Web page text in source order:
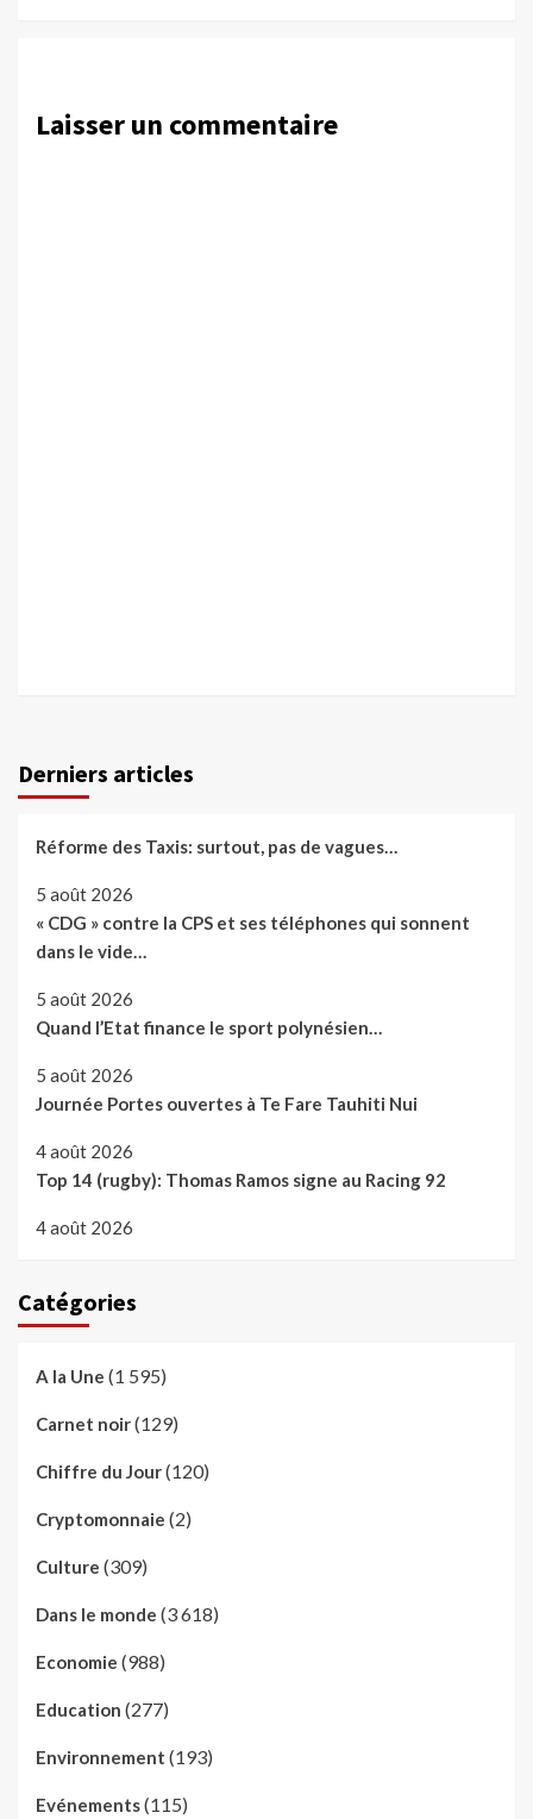
Laisser un commentaire
Derniers articles
Réforme des Taxis: surtout, pas de vagues…
5 août 2026
« CDG » contre la CPS et ses téléphones qui sonnent
dans le vide…
5 août 2026
Quand l’Etat finance le sport polynésien…
5 août 2026
Journée Portes ouvertes à Te Fare Tauhiti Nui
4 août 2026
Top 14 (rugby): Thomas Ramos signe au Racing 92
4 août 2026
Catégories
A la Une (1 595)
Carnet noir(129)
Chiffre du Jour(120)
Cryptomonnaie (2)
Culture (309)
Dans le monde (3 618)
Economie (988)
Education (277)
Environnement (193)
Evénements(115)